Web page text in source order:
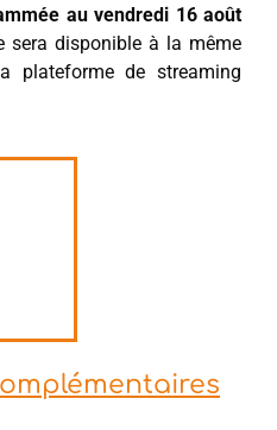
au vendredi 16 août
sera disponible à la même
de streaming